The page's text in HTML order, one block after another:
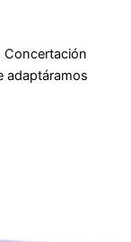
Concertación
adaptáramos